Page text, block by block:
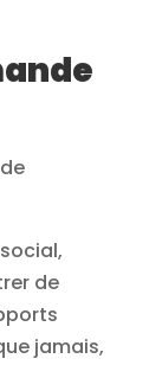
de
jamais,